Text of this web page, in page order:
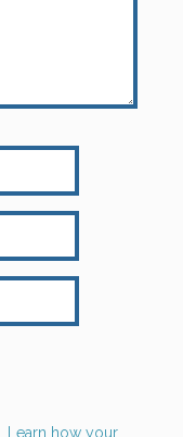
Learn how your